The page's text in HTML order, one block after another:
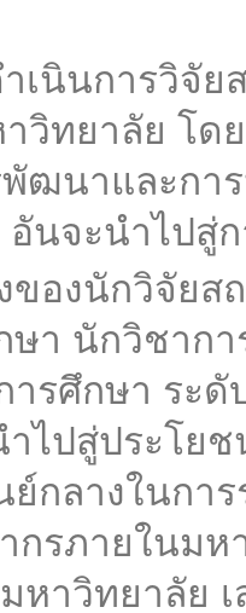
ำเนินการวิจั
วิทยาลัย โด
พัฒนาและกา
อันจะนำไป
ของนักวิจัย
ษา นักวิชาก
ารศึกษา ระ
ไปสู่ประโย
ย์กลางในกา
กรภายในมห
หาวิทยาลัย